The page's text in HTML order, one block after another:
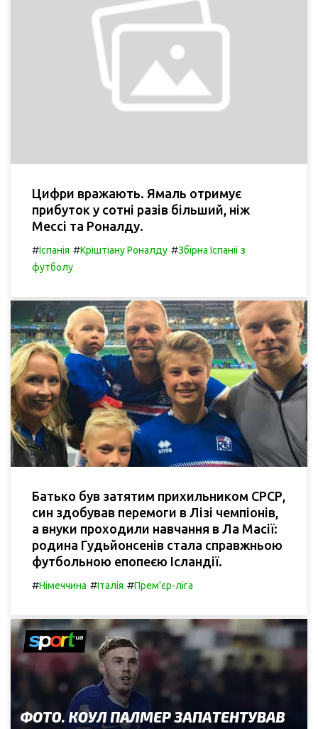
Цифри вражають. Ямаль отримує
прибуток у сотні разів більший, ніж
Мессі та Роналду.
#Іспанія #Кріштіану Роналду #Збірна Іспанії з
футболу
Батько був затятим прихильником СРСР,
син здобував перемоги в Лізі чемпіонів,
а внуки проходили навчання в Ла Масії:
родина Гудьйонсенів стала справжньою
футбольною епопеєю Ісландії.
#Німеччина #Італія #Прем'єр-ліга